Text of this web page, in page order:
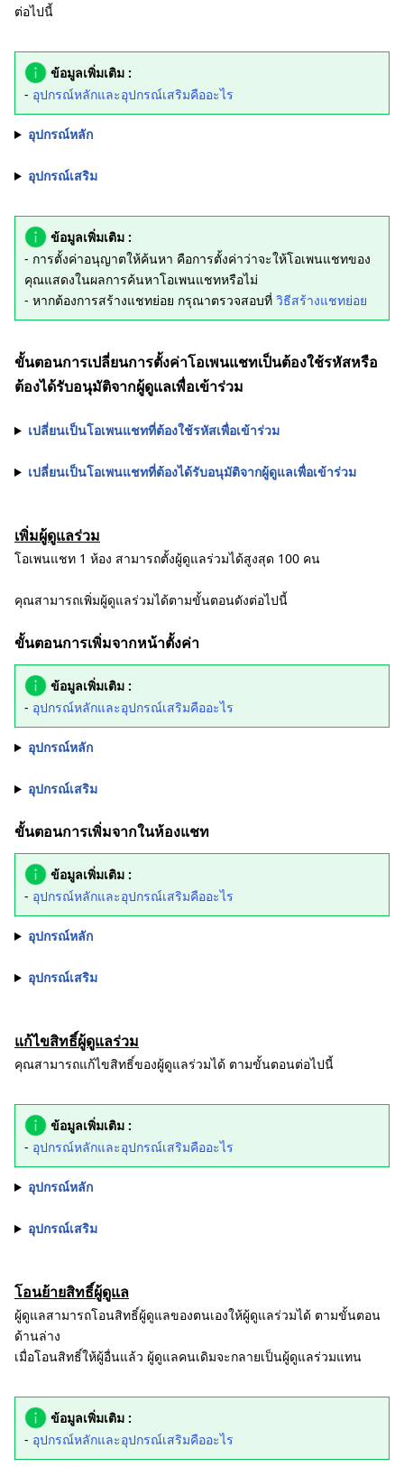
ต่อไปนี้
ข้อมูลเพิ่มเติม :
- อุปกรณ์หลักและอุปกรณ์เสริมคืออะไร
อุปกรณ์หลัก
อุปกรณ์เสริม
ข้อมูลเพิ่มเติม :
- การตั้งค่าอนุญาตให้ค้นหา คือการตั้งค่าว่าจะให้โอเพนแชทของ
คุณแสดงในผลการค้นหาโอเพนแชทหรือไม่
- หากต้องการสร้างแชทย่อย กรุณาตรวจสอบที่ วิธีสร้างแชทย่อย
ขั้นตอนการเปลี่ยนการตั้งค่าโอเพนแชทเป็นต้องใช้รหัสหรือ
ต้องได้รับอนุมัติจากผู้ดูแลเพื่อเข้าร่วม
เปลี่ยนเป็นโอเพนแชทที่ต้องใช้รหัสเพื่อเข้าร่วม
เปลี่ยนเป็นโอเพนแชทที่ต้องได้รับอนุมัติจากผู้ดูแลเพื่อเข้าร่วม
เพิ่มผู้ดูแลร่วม
โอเพนแชท 1 ห้อง สามารถตั้งผู้ดูแลร่วมได้สูงสุด 100 คน
คุณสามารถเพิ่มผู้ดูแลร่วมได้ตามขั้นตอนดังต่อไปนี้
ขั้นตอนการเพิ่มจากหน้าตั้งค่า
ข้อมูลเพิ่มเติม :
- อุปกรณ์หลักและอุปกรณ์เสริมคืออะไร
อุปกรณ์หลัก
อุปกรณ์เสริม
ขั้นตอนการเพิ่มจากในห้องแชท
ข้อมูลเพิ่มเติม :
- อุปกรณ์หลักและอุปกรณ์เสริมคืออะไร
อุปกรณ์หลัก
อุปกรณ์เสริม
แก้ไขสิทธิ์ผู้ดูแลร่วม
คุณสามารถแก้ไขสิทธิ์ของผู้ดูแลร่วมได้ ตามขั้นตอนต่อไปนี้
ข้อมูลเพิ่มเติม :
- อุปกรณ์หลักและอุปกรณ์เสริมคืออะไร
อุปกรณ์หลัก
อุปกรณ์เสริม
โอนย้ายสิทธิ์ผู้ดูแล
ผู้ดูแลสามารถโอนสิทธิ์ผู้ดูแลของตนเองให้ผู้ดูแลร่วมได้ ตามขั้นตอน
ด้านล่าง
เมื่อโอนสิทธิ์ให้ผู้อื่นแล้ว ผู้ดูแลคนเดิมจะกลายเป็นผู้ดูแลร่วมแทน
ข้อมูลเพิ่มเติม :
- อุปกรณ์หลักและอุปกรณ์เสริมคืออะไร